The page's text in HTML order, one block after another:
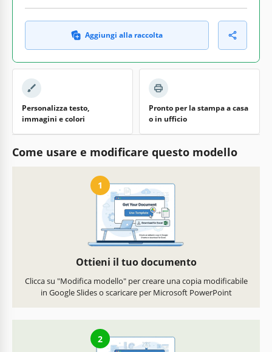
Aggiungi alla raccolta
Personalizza testo,
immagini e colori
Pronto per la stampa a casa
o in ufficio
Come usare e modificare questo modello
1
Ottieni il tuo documento
Clicca su "Modifica modello" per creare una copia modificabile
in Google Slides o scaricare per Microsoft PowerPoint
2